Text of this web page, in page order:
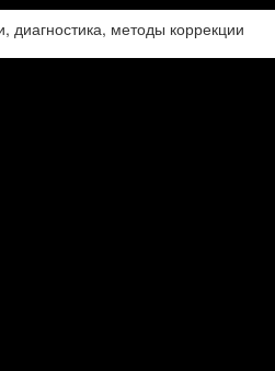
диагностика, методы коррекции